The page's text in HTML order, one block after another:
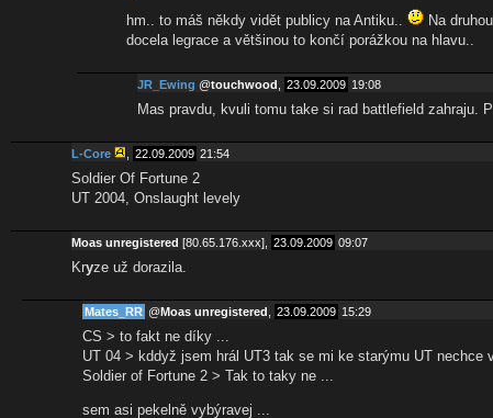
hm.. to máš někdy vidět publicy na Antiku..
Na
docela legrace a většinou to končí porážkou na hlavu..
JR_Ewing @touchwood 23.09.2009 19:08
Mas pravdu, kvuli tomu take si rad battlefield zahraju.
L-Core 22.09.2009 21:54
Soldier Of Fortune 2
UT 2004, Onslaught levely
Moas unregistered [80.65.176.xxx], 23.09.2009 09:07
Kryze už dorazila.
Mates_RR @Moas unregistered 23.09.2009 15:29
CS > to fakt ne díky ...
UT 04 > kddyž jsem hrál UT3 tak se mi ke starýmu UT nechce
Soldier of Fortune 2 > Tak to taky ne ...
sem asi pekelně vybýravej ...